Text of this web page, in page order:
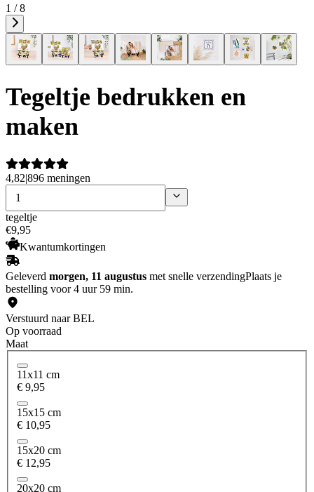
1 / 8
Tegeltje bedrukken en
maken
4,82|896 meningen
tegeltje
€9,95
Kwantumkortingen
Geleverd morgen, 11 augustus met snelle verzendingPlaats je
bestelling voor 4 uur 59 min.
Verstuurd naar BEL
Op voorraad
Maat
11x11 cm
€ 9,95
15x15 cm
€ 10,95
15x20 cm
€ 12,95
20x20 cm